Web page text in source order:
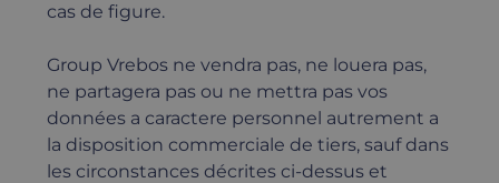
cas de figure.
Group Vrebos ne vendra pas, ne louera pas,
ne partagera pas ou ne mettra pas vos
données a caractere personnel autrement a
la disposition commerciale de tiers, sauf dans
les circonstances décrites ci-dessus et